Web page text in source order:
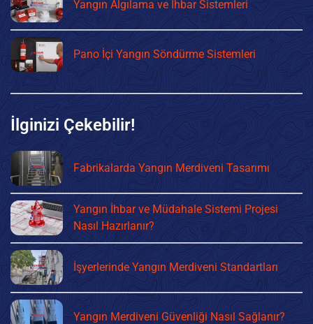
Yangın Algılama ve İhbar Sistemleri
Pano İçi Yangın Söndürme Sistemleri
İlginizi Çekebilir!
Fabrikalarda Yangın Merdiveni Tasarımı
Yangın İhbar ve Müdahale Sistemi Projesi
Nasıl Hazırlanır?
İşyerlerinde Yangın Merdiveni Standartları
Yangın Merdiveni Güvenliği Nasıl Sağlanır?